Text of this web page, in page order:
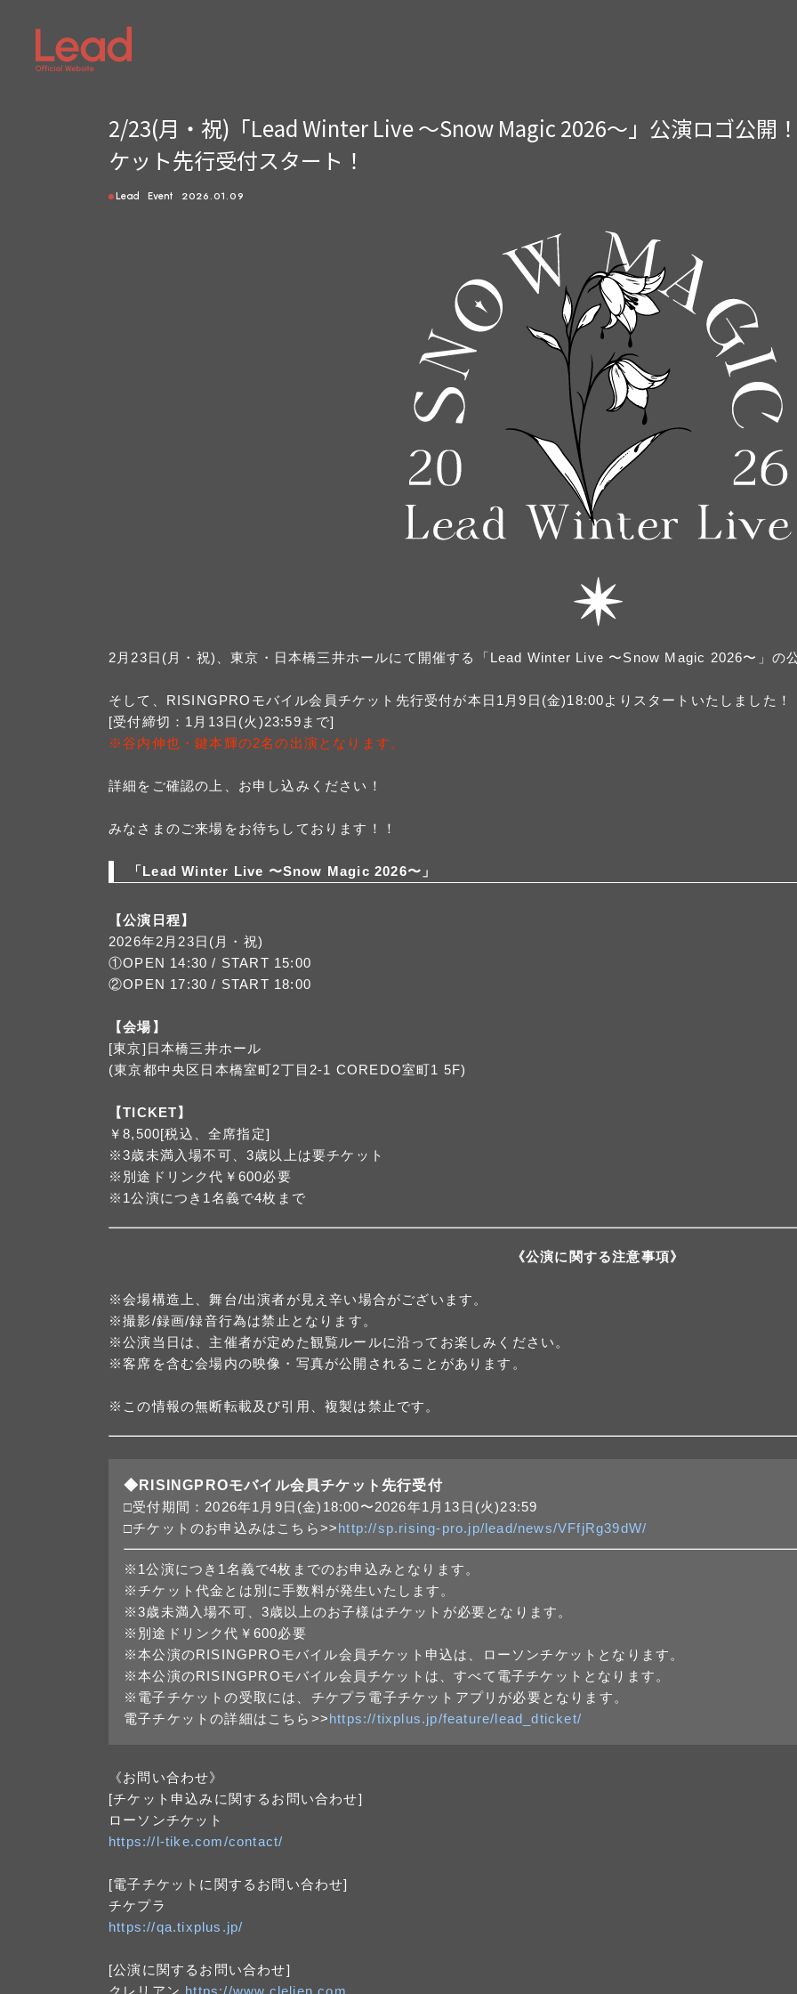
2/23(月・祝)「Lead Winter Live 〜Snow Magic 2026〜」公演ロゴ公開
ケット先行受付スタート！
Lead Event 2026.01.09
2月23日(月・祝)、東京・日本橋三井ホールにて開催する「Lead Winter Live 〜Snow Magic 2026〜」の
そして、RISINGPROモバイル会員チケット先行受付が本日1月9日(金)18:00よりスタートいたしました！
[受付締切：1⽉13⽇(火)23:59まで]
※谷内伸也・鍵本輝の2名の出演となります。
詳細をご確認の上、お申し込みください！
みなさまのご来場をお待ちしております！！
「Lead Winter Live 〜Snow Magic 2026〜」
【公演日程】
2026年2月23日(月・祝)
①OPEN 14:30 / START 15:00
②OPEN 17:30 / START 18:00
【会場】
[東京]日本橋三井ホール
(東京都中央区日本橋室町2丁目2-1 COREDO室町1 5F)
【TICKET】
￥8,500[税込、全席指定]
※3歳未満入場不可、3歳以上は要チケット
※別途ドリンク代￥600必要
※1公演につき1名義で4枚まで
《公演に関する注意事項》
※会場構造上、舞台/出演者が見え辛い場合がございます。
※撮影/録画/録音行為は禁止となります。
※公演当日は、主催者が定めた観覧ルールに沿ってお楽しみください。
※客席を含む会場内の映像・写真が公開されることがあります。
※この情報の無断転載及び引用、複製は禁止です。
◆RISINGPROモバイル会員チケット先行受付
□受付期間：2026年1月9日(金)18:00〜2026年1月13日(火)23:59
□チケットのお申込みはこちら>>http://sp.rising-pro.jp/lead/news/VFfjRg39dW/
※1公演につき1名義で4枚までのお申込みとなります。
※チケット代金とは別に手数料が発生いたします。
※3歳未満入場不可、3歳以上のお子様はチケットが必要となります。
※別途ドリンク代￥600必要
※本公演のRISINGPROモバイル会員チケット申込は、ローソンチケットとなります。
※本公演のRISINGPROモバイル会員チケットは、すべて電子チケットとなります。
※電子チケットの受取には、チケプラ電子チケットアプリが必要となります。
電子チケットの詳細はこちら>>https://tixplus.jp/feature/lead_dticket/
《お問い合わせ》
[チケット申込みに関するお問い合わせ]
ローソンチケット
https://l-tike.com/contact/
[電子チケットに関するお問い合わせ]
チケプラ
https://qa.tixplus.jp/
[公演に関するお問い合わせ]
クレリアン https://www.clelien.com